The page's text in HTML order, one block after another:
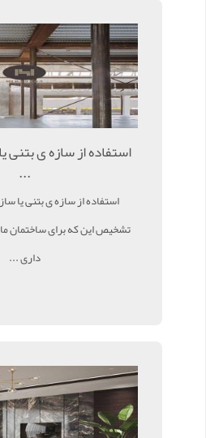
استفاده از سازه ی بتنی
...
استفاده از سازه ی بتنی یا
تشخیص این که برای ساختمان
داری ...